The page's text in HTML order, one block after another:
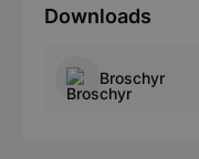
Downloads
Broschyr
och
användas